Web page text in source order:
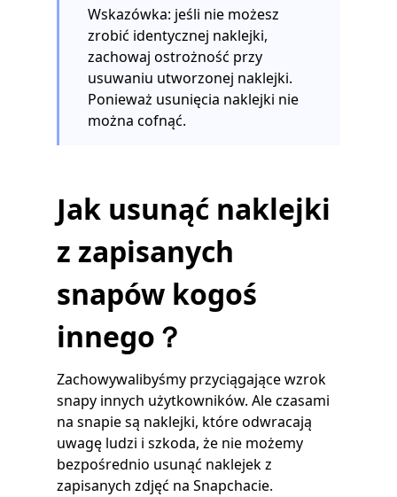
Wskazówka: jeśli nie możesz
zrobić identycznej naklejki,
zachowaj ostrożność przy
usuwaniu utworzonej naklejki.
Ponieważ usunięcia naklejki nie
można cofnąć.
Jak usunąć naklejki
z zapisanych
snapów kogoś
innego？
Zachowywalibyśmy przyciągające wzrok
snapy innych użytkowników. Ale czasami
na snapie są naklejki, które odwracają
uwagę ludzi i szkoda, że ​​nie możemy
bezpośrednio usunąć naklejek z
zapisanych zdjęć na Snapchacie.